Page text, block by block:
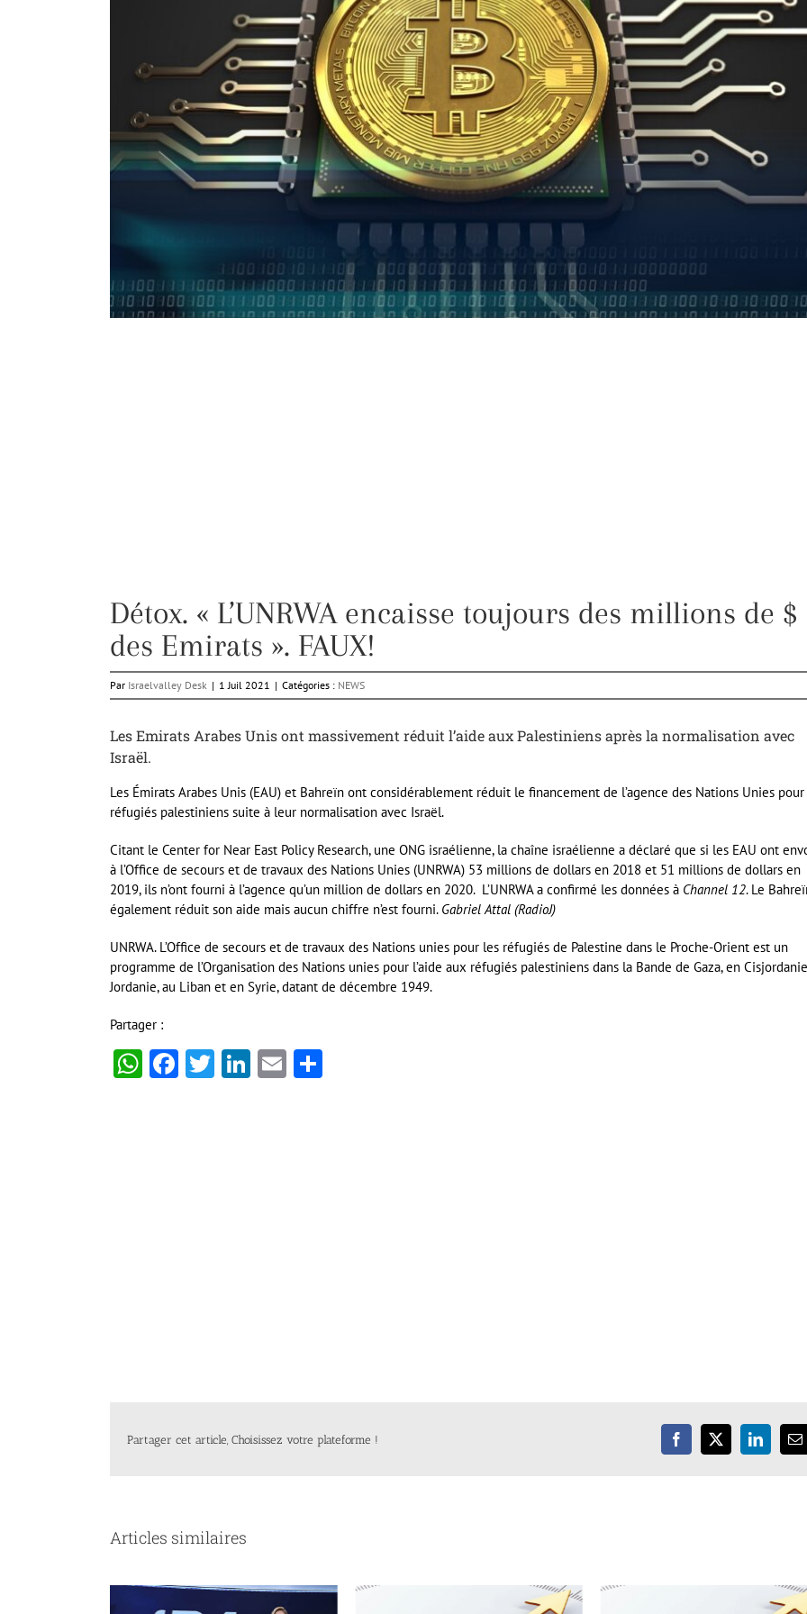
Détox. « L’UNRWA encaisse toujours des millions de $
des Emirats ». FAUX!
Par Israelvalley Desk | 1 Juil 2021 | Catégories : NEWS
Les Emirats Arabes Unis ont massivement réduit l’aide aux Palestiniens après la normalisation avec
Israël.
Les Émirats Arabes Unis (EAU) et Bahreïn ont considérablement réduit le financement de l’agence des Nations Unies
réfugiés palestiniens suite à leur normalisation avec Israël.
Citant le Center for Near East Policy Research, une ONG israélienne, la chaîne israélienne a déclaré que si les EAU ont
à l’Office de secours et de travaux des Nations Unies (UNRWA) 53 millions de dollars en 2018 et 51 millions de dollars en
2019, ils n’ont fourni à l’agence qu’un million de dollars en 2020. L’UNRWA a confirmé les données à Channel 12. Le
également réduit son aide mais aucun chiffre n’est fourni. Gabriel Attal (RadioJ)
UNRWA. L’Office de secours et de travaux des Nations unies pour les réfugiés de Palestine dans le Proche-Orient est un
programme de l’Organisation des Nations unies pour l’aide aux réfugiés palestiniens dans la Bande de Gaza, en
Jordanie, au Liban et en Syrie, datant de décembre 1949.
Partager :
WhatsApp
Facebook
Twitter
LinkedIn
Email
Partager cet article, Choisissez votre plateforme ! Facebook
X LinkedIn
Articles similaires